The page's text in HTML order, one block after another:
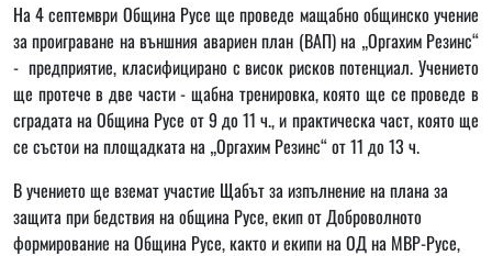
На 4 септември Община Русе ще проведе мащабно общинско учение
за проиграване на външния авариен план (ВАП) на „Оргахим Резинс“
- предприятие, класифицирано с висок рисков потенциал. Учението
ще протече в две части - щабна тренировка, която ще се проведе в
сградата на Община Русе от 9 до 11 ч., и практическа част, която ще
се състои на площадката на „Оргахим Резинс“ от 11 до 13 ч.
В учението ще вземат участие Щабът за изпълнение на плана за
защита при бедствия на община Русе, екип от Доброволното
формирование на Община Русе, както и екипи на ОД на МВР-Русе,